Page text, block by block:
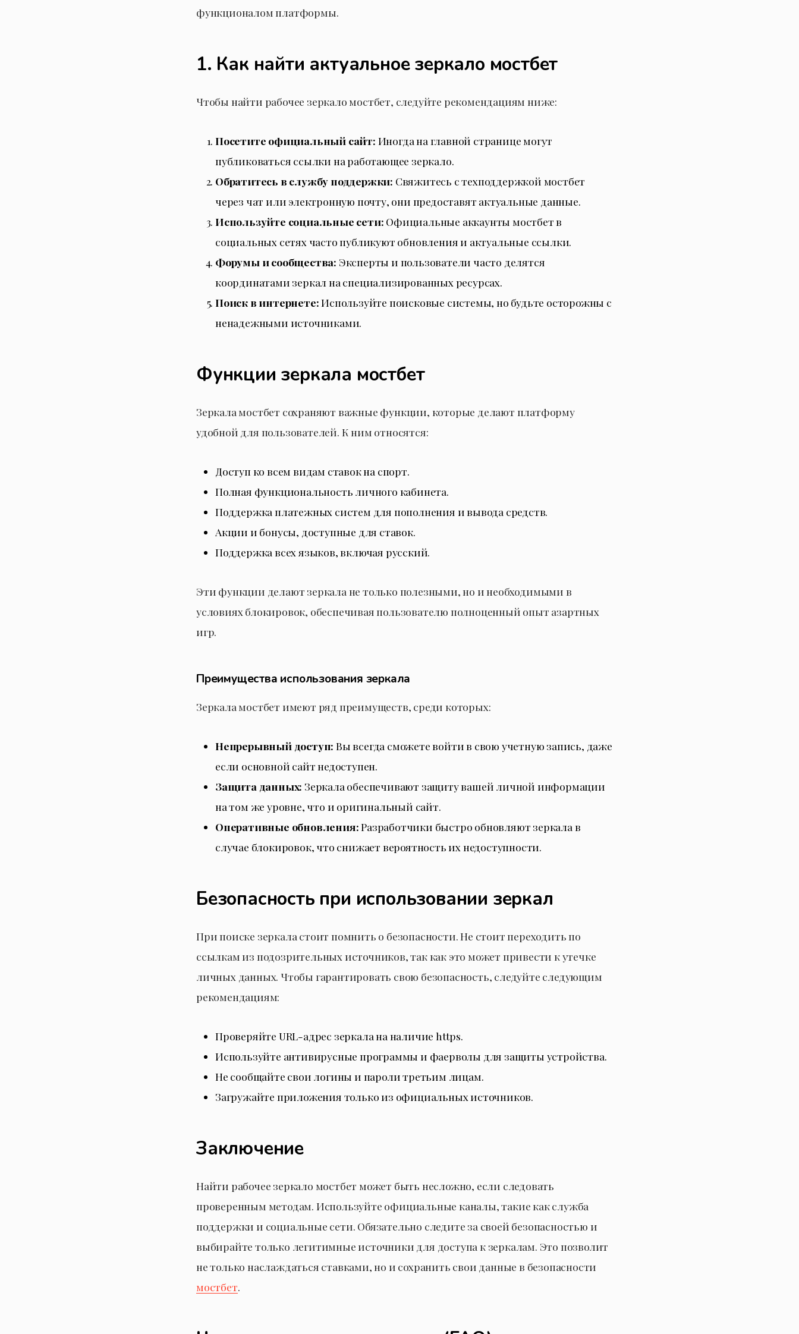
функционалом платформы.
1. Как найти актуальное зеркало мостбет
Чтобы найти рабочее зеркало мостбет, следуйте рекомендациям ниже:
Посетите официальный сайт: Иногда на главной странице могут
публиковаться ссылки на работающее зеркало.
Обратитесь в службу поддержки: Свяжитесь с техподдержкой мостбет
через чат или электронную почту, они предоставят актуальные данные.
Используйте социальные сети: Официальные аккаунты мостбет в
социальных сетях часто публикуют обновления и актуальные ссылки.
Форумы и сообщества: Эксперты и пользователи часто делятся
координатами зеркал на специализированных ресурсах.
Поиск в интернете:Используйте поисковые системы, но будьте осторожны с
ненадежными источниками.
Функции зеркала мостбет
Зеркала мостбет сохраняют важные функции, которые делают платформу
удобной для пользователей. К ним относятся:
Доступ ко всем видам ставок на спорт.
Полная функциональность личного кабинета.
Поддержка платежных систем для пополнения и вывода средств.
Акции и бонусы, доступные для ставок.
Поддержка всех языков, включая русский.
Эти функции делают зеркала не только полезными, но и необходимыми в
условиях блокировок, обеспечивая пользователю полноценный опыт азартных
игр.
Преимущества использования зеркала
Зеркала мостбет имеют ряд преимуществ, среди которых:
Непрерывный доступ: Вы всегда сможете войти в свою учетную запись, даже
если основной сайт недоступен.
Защита данных: Зеркала обеспечивают защиту вашей личной информации
на том же уровне, что и оригинальный сайт.
Оперативные обновления:Разработчики быстро обновляют зеркала в
случае блокировок, что снижает вероятность их недоступности.
Безопасность при использовании зеркал
При поиске зеркала стоит помнить о безопасности. Не стоит переходить по
ссылкам из подозрительных источников, так как это может привести к утечке
личных данных. Чтобы гарантировать свою безопасность, следуйте следующим
рекомендациям:
Проверяйте URL-адрес зеркала на наличие https.
Используйте антивирусные программы и фаерволы для защиты устройства.
Не сообщайте свои логины и пароли третьим лицам.
Загружайте приложения только из официальных источников.
Заключение
Найти рабочее зеркало мостбет может быть несложно, если следовать
проверенным методам. Используйте официальные каналы, такие как служба
поддержки и социальные сети. Обязательно следите за своей безопасностью и
выбирайте только легитимные источники для доступа к зеркалам. Это позволит
не только наслаждаться ставками, но и сохранить свои данные в безопасности
мостбет.